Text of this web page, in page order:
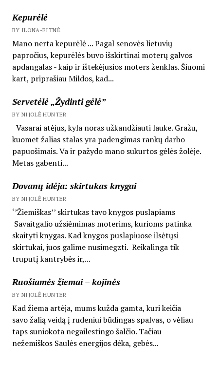
Kepurėlė
BY ILONA-EITNĖ
Mano nerta kepurėlė ... Pagal senovės lietuvių
papročius, kepurėlės buvo išskirtinai moterų galvos
apdangalas - kaip ir ištekėjusios moters ženklas. Šiuomi
kart, priprašiau Mildos, kad...
Servetėlė „Žydinti gėlė”
BY NIJOLĖ HUNTER
Vasarai atėjus, kyla noras užkandžiauti lauke. Gražu,
kuomet žalias stalas yra padengimas rankų darbo
papuošimais. Va ir pažydo mano sukurtos gėlės žolėje.
Metas gabenti...
Dovanų idėja: skirtukas knygai
BY NIJOLĖ HUNTER
‘’Žiemiškas’’ skirtukas tavo knygos puslapiams
Savaitgalio užsiėmimas moterims, kurioms patinka
skaityti knygas. Kad knygos puslapiuose ilsėtųsi
skirtukai, juos galime nusimegzti. Reikalinga tik
truputį kantrybės ir,...
Ruošiamės žiemai – kojinės
BY NIJOLĖ HUNTER
Kad žiema artėja, mums kužda gamta, kuri keičia
savo žalią veidą į rudeniui būdingas spalvas, o vėliau
taps suniokota negailestingo šalčio. Tačiau
nežemiškos Saulės energijos dėka, gebės...